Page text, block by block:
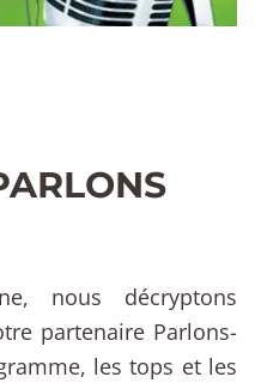
nous décryptons
partenaire Parlons-
les tops et les